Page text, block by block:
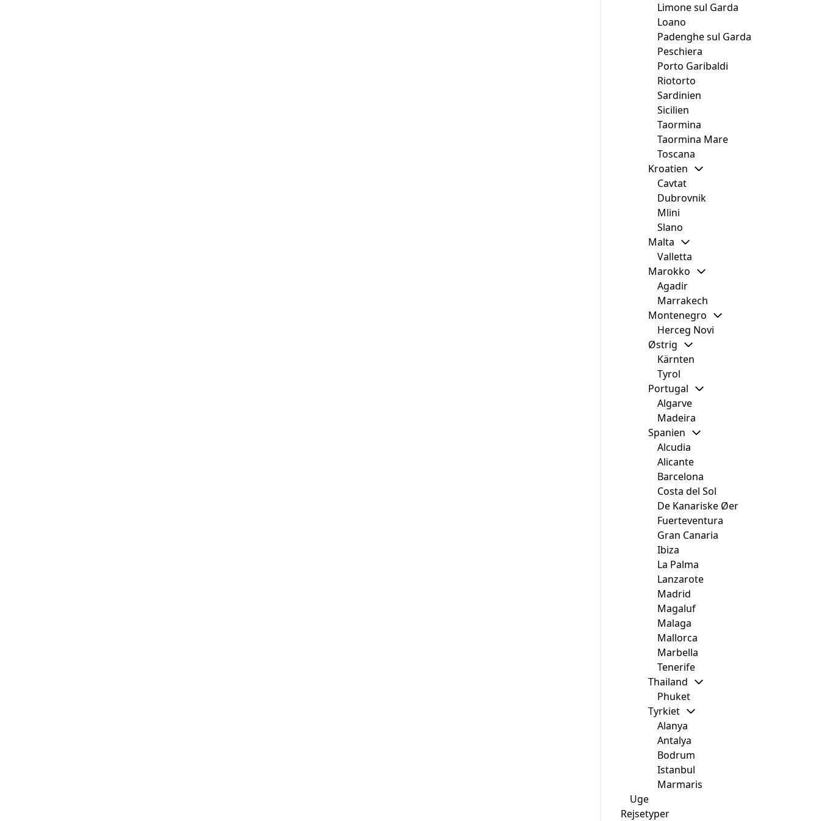
Limone sul Garda
Loano
Padenghe sul Garda
Peschiera
Porto Garibaldi
Riotorto
Sardinien
Sicilien
Taormina
Taormina Mare
Toscana
Kroatien
Cavtat
Dubrovnik
Mlini
Slano
Malta
Valletta
Marokko
Agadir
Marrakech
Montenegro
Herceg Novi
Østrig
Kärnten
Tyrol
Portugal
Algarve
Madeira
Spanien
Alcudia
Alicante
Barcelona
Costa del Sol
De Kanariske Øer
Fuerteventura
Gran Canaria
Ibiza
La Palma
Lanzarote
Madrid
Magaluf
Malaga
Mallorca
Marbella
Tenerife
Thailand
Phuket
Tyrkiet
Alanya
Antalya
Bodrum
Istanbul
Marmaris
Uge
Rejsetyper